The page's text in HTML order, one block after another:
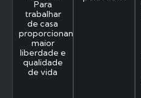
Para
trabalhar
de casa
proporcionando
maior
liberdade e
qualidade
de vida